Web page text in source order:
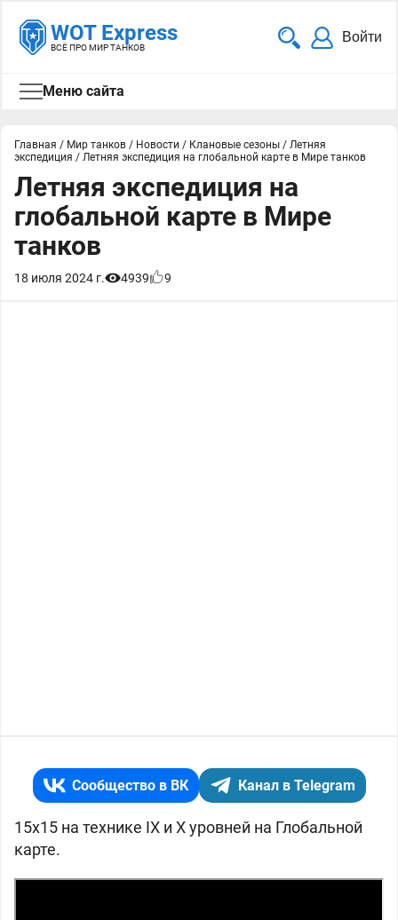
WOT Express
ВСЁ ПРО МИР ТАНКОВ
Войти
Меню сайта
Главная / Мир танков / Новости / Клановые сезоны / Летняя
экспедиция / Летняя экспедиция на глобальной карте в Мире танков
Летняя экспедиция на
глобальной карте в Мире
танков
18 июля 2024 г. 4939 9
Сообщество в ВК Канал в Telegram
15х15 на технике IX и X уровней на Глобальной
карте.